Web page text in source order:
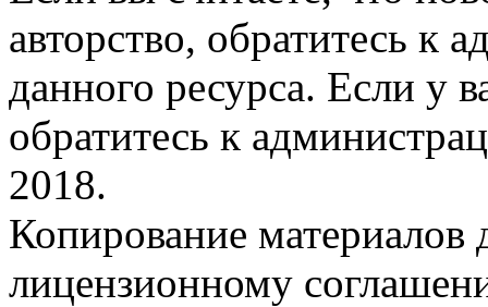
авторство, обратитесь к
данного ресурса. Если у
обратитесь к
2018.
Копирование материалов
лицензионному